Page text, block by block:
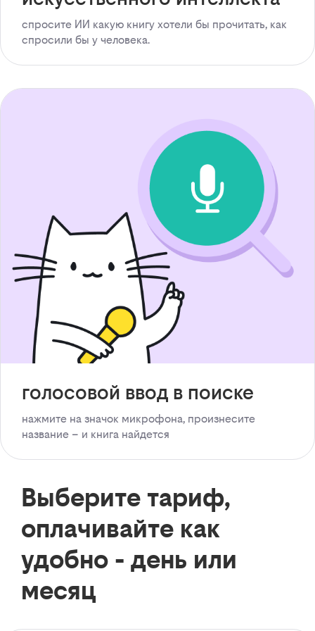
спросите ИИ какую книгу хотели бы прочитать, как
спросили бы у человека.
голосовой ввод в поиске
нажмите на значок микрофона, произнесите
название – и книга найдется
Выберите тариф,
оплачивайте как
удобно - день или
месяц